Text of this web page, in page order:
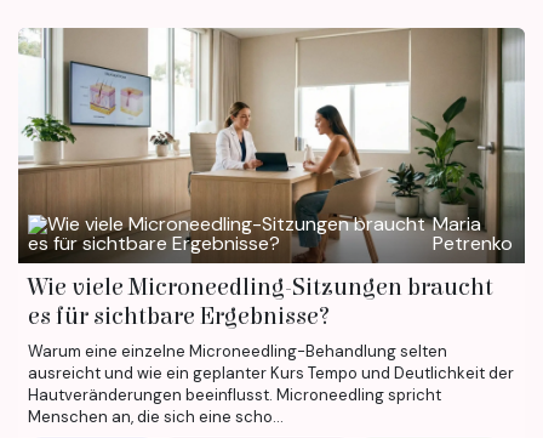
Maria
Petrenko
Wie viele Microneedling-Sitzungen braucht
es für sichtbare Ergebnisse?
Warum eine einzelne Microneedling-Behandlung selten
ausreicht und wie ein geplanter Kurs Tempo und Deutlichkeit der
Hautveränderungen beeinflusst. Microneedling spricht
Menschen an, die sich eine scho...